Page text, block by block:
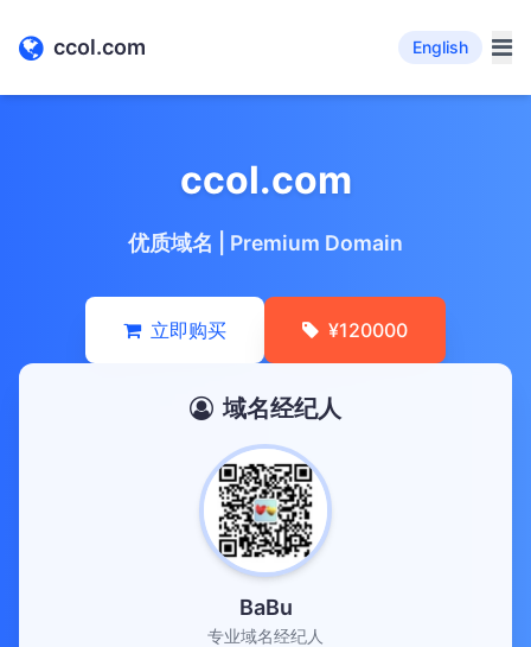
ccol.com English
ccol.com
优质域名 | Premium Domain
立即购买 ¥120000
域名经纪人
BaBu
专业域名经纪人